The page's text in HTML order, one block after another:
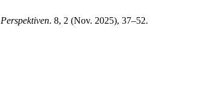
. 8, 2 (Nov. 2025), 37–52.